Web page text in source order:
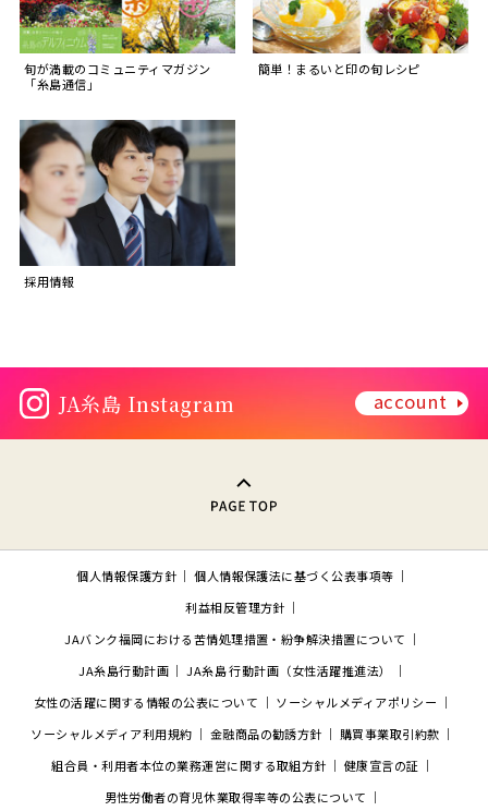
旬が満載のコミュニティマガジン
「糸島通信」
簡単！まるいと印の旬レシピ
採用情報
JA糸島 Instagram account
個人情報保護方針
個人情報保護法に基づく公表事項等
利益相反管理方針
JAバンク福岡における苦情処理措置・紛争解決措置について
JA糸島行動計画
JA糸島 行動計画（女性活躍推進法）
女性の活躍に関する情報の公表について
ソーシャルメディアポリシー
ソーシャルメディア利用規約
金融商品の勧誘方針
購買事業取引約款
組合員・利用者本位の業務運営に関する取組方針
健康宣言の証
男性労働者の育児休業取得率等の公表について